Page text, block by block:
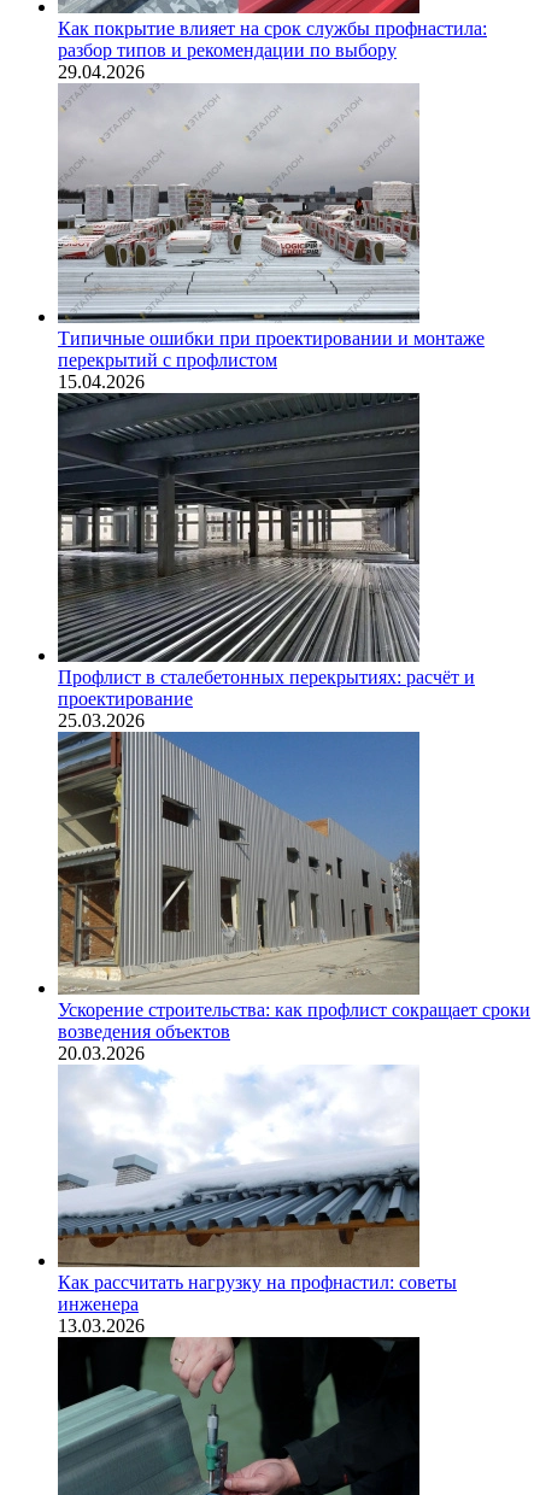
Как покрытие влияет на срок службы профнастила:
разбор типов и рекомендации по выбору
29.04.2026
Типичные ошибки при проектировании и монтаже
перекрытий с профлистом
15.04.2026
Профлист в сталебетонных перекрытиях: расчёт и
проектирование
25.03.2026
Ускорение строительства: как профлист сокращает сроки
возведения объектов
20.03.2026
Как рассчитать нагрузку на профнастил: советы
инженера
13.03.2026